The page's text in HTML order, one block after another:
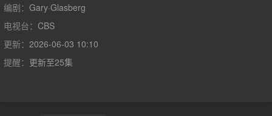
有关的犯罪，且不论其级别或职位的高低。领导这支小组并独立于
海军指挥系统的是NCIS特工LeroyJethroGibbs(MarkHarmon饰)，
这名经验丰富的调查员与审问员是个机智、强硬并且为了完成任务
愿意打破常规的人。。。。。《海军罪案调查处》(NCIS)已经获得
第11季的续订了!本周五，CBS电视网正式确认了上述消息，并宣
编剧： Gary·Glasberg
电视台： CBS
更新： 2026-06-03 10:10
提醒： 更新至25集